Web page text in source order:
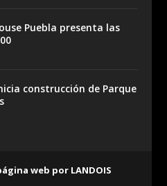
Puebla presenta las
construcción de Parque
web por LANDOIS